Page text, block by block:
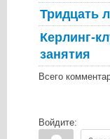
Тридцать
Керлинг-
занятия
Всего
Войдите: